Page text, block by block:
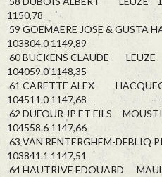
1150,78
59 GOEMAERE JOSE &
103804.0 1149,89
60 BUCKENS CLAUDE
104059.0 1148,35
61 CARETTE ALEX
104511.0 1147,68
62 DUFOUR JP ET FILS
104558.6 1147,66
63 VAN RENTERGHEM-
103841.1 1147,51
64 HAUTRIVE EDOUARD